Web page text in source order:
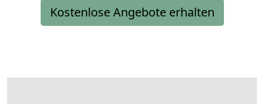
Kostenlose Angebote erhalten